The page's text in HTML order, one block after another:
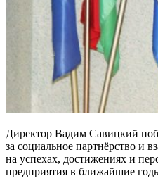
Директор Вадим Савицкий
за социальное партнёрство и
на успехах, достижениях и
предприятия в ближайшие